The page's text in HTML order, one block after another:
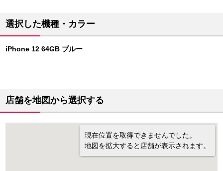
選択した機種・カラー
iPhone 12 64GB ブルー
店舗を地図から選択する
現在位置を取得できませんでした。
地図を拡大すると店舗が表示されます。